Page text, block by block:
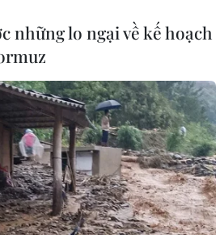
những lo ngại về kế hoạch